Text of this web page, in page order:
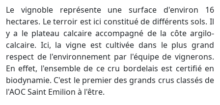
Le vignoble représente une surface d'environ 16
hectares. Le terroir est ici constitué de différents sols. Il
y a le plateau calcaire accompagné de la côte argilo-
calcaire. Ici, la vigne est cultivée dans le plus grand
respect de l'environnement par l'équipe de vignerons.
En effet, l'ensemble de ce cru bordelais est certifié en
biodynamie. C'est le premier des grands crus classés de
l'AOC Saint Emilion à l'être.